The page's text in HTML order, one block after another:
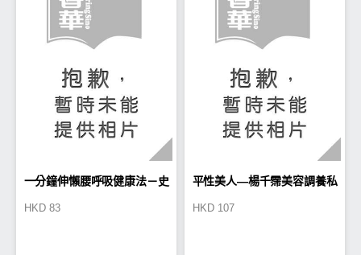
一分鐘伸懶腰呼吸健康法－史
HKD 83
平性美人—楊千霈美容調養私
HKD 107